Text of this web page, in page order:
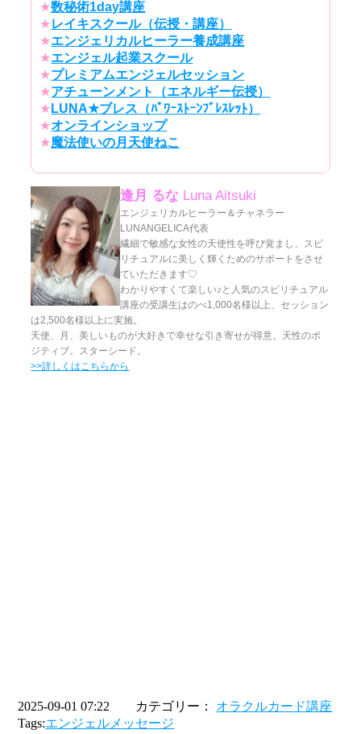
★数秘術1day講座
★レイキスクール（伝授・講座）
★エンジェリカルヒーラー養成講座
★エンジェル起業スクール
★プレミアムエンジェルセッション
★アチューンメント（エネルギー伝授）
★ LUNA★ブレス（ﾊﾟﾜｰｽﾄｰﾝﾌﾞﾚｽﾚｯﾄ）
★オンラインショップ
★魔法使いの月天使ねこ
逢月 るな Luna Aitsuki
エンジェリカルヒーラー＆チャネラー
LUNANGELICA代表
繊細で敏感な女性の天使性を呼び覚まし、スピ
リチュアルに美しく輝くためのサポートをさせ
ていただきます♡
わかりやすくて楽しい♪と人気のスピリチュアル
講座の受講生はのべ1,000名様以上、セッション
は2,500名様以上に実施。
天使、月、美しいものが大好きで幸せな引き寄せが得意。天性のポ
ジティブ。スターシード。
>>詳しくはこちらから
2025-09-01 07:22 カテゴリー： オラクルカード講座
Tags:エンジェルメッセージ